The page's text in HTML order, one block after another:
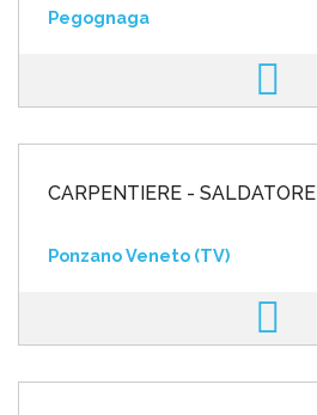
Pegognaga
CARPENTIERE - SALDATORE
Ponzano Veneto (TV)